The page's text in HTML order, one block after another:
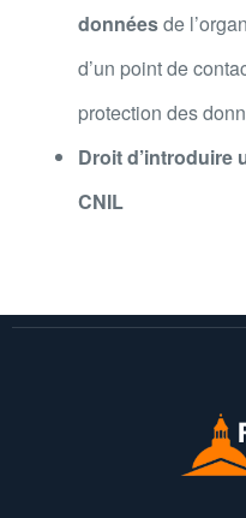
donnéesde
d’un point de
protection des
Droit d’introduire
CNIL